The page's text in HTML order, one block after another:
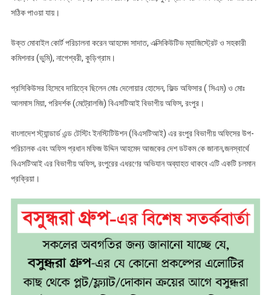
সঠিক পাওয়া যায়।
উক্ত মোবাইল কোর্ট পরিচালনা করেন আহমেদ সাদাত, এক্সিকিউটিভ ম্যাজিস্ট্রেট ও সহকারী
কমিশনার (ভুমি), নাগেশ্বরী, কুড়িগ্রাম।
প্রসিকিউসর হিসেবে দায়িত্বে ছিলেন মোঃ দেলোয়ার হোসেন, ফিল্ড অফিসার ( সিএম) ও মোঃ
আলমাস মিয়া, পরিদর্শক (মেট্রোলজি) বিএসটিআই বিভাগীয় অফিস, রংপুর।
বাংলাদেশ স্ট্যান্ডার্ড এন্ড টেস্টিং ইনস্টিটিউশন (বিএসটিআই) এর রংপুর বিভাগীয় অফিসের উপ-
পরিচালক এবং অফিস প্রধান মফিজ উদ্দিন আহমেদ আজকের দেশ ডটকম কে জানান,জনস্বার্থে
বিএসটিআই এর বিভাগীয় অফিস, রংপুরের এধরণের অভিযান অব্যাহত থাকবে এটি একটি চলমান
প্রক্রিয়া।